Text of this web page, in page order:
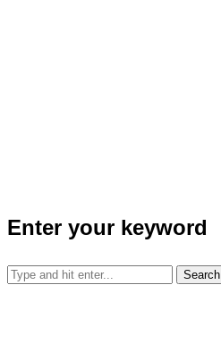
Enter your keyword
Search